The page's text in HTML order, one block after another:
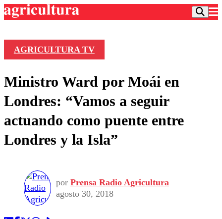
Frecuencias
Agricultura TV
Deportes
Colo Colo
Motor
Torneo Internacional
Torneo Nacional
Universidad Católica
Entretención
Noticias
Nacional
Política
Vida Social
Programas
Comercial
AGRICULTURA TV
Ministro Ward por Moái en
Londres: “Vamos a seguir
actuando como puente entre
Londres y la Isla”
por Prensa Radio Agricultura
agosto 30, 2018